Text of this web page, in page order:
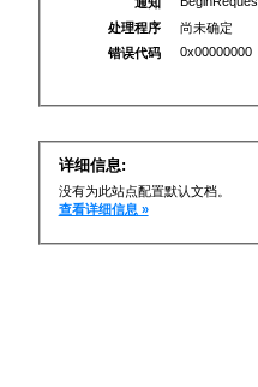
处理程序
尚未确定
错误代码
0x00000000
详细信息:
没有为此站点配置默认文档。
查看详细信息 »